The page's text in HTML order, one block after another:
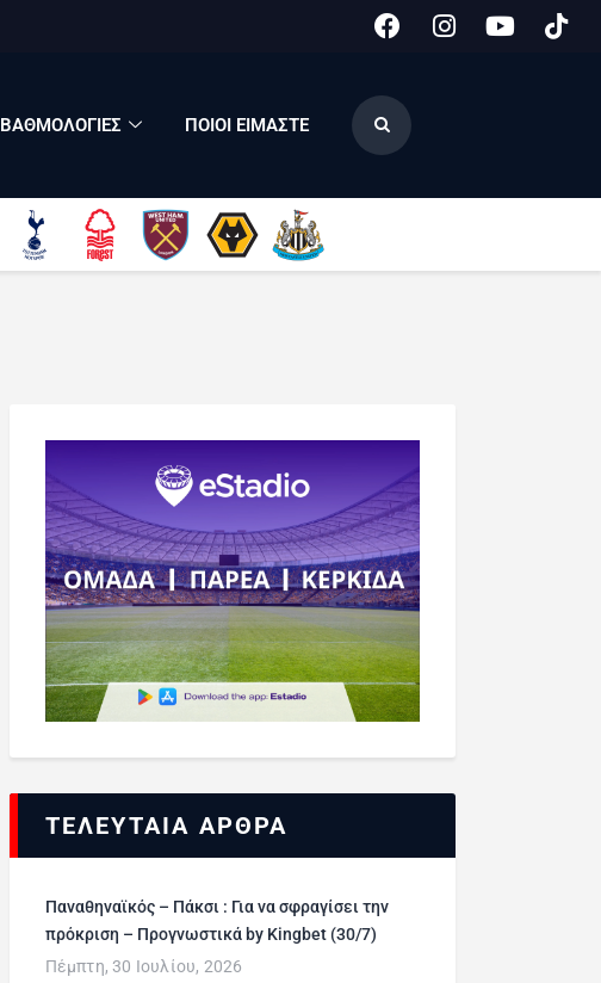
ΒΑΘΜΟΛΟΓΙΕΣ ΠΟΙΟΙ ΕΙΜΑΣΤΕ
ΤΕΛΕΥΤΑΙΑ ΑΡΘΡΑ
Παναθηναϊκός – Πάκσι : Για να σφραγίσει την
πρόκριση – Προγνωστικά by Kingbet (30/7)
Πέμπτη, 30 Ιουλίου, 2026